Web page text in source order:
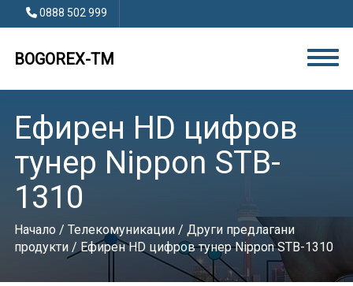
0888 502 999
BOGOREX-TM
Ефирен HD цифров
тунер Nippon STB-
1310
Начало / Телекомуникации/ Други предлагани
продукти/ Ефирен HD цифров тунер Nippon STB-1310